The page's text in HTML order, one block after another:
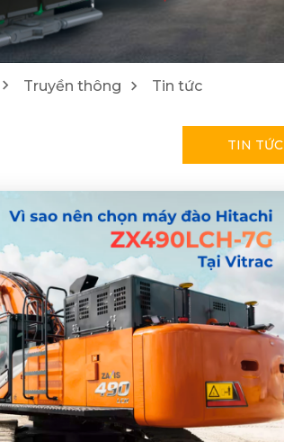
10
Máy rải nhựa Voegele
Truyền thông Tin tức
TIN TỨC